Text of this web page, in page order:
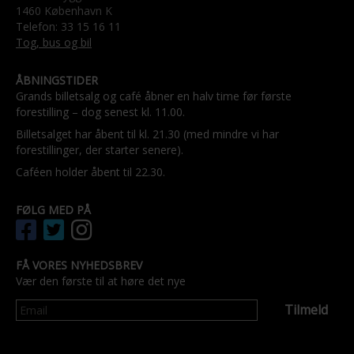
1460 København K
Telefon: 33 15 16 11
Tog, bus og bil
ÅBNINGSTIDER
Grands billetsalg og café åbner en halv time før første
forestilling – dog senest kl. 11.00.
Billetsalget har åbent til kl. 21.30 (med mindre vi har
forestillinger, der starter senere).
Caféen holder åbent til 22.30.
FØLG MED PÅ
FÅ VORES NYHEDSBREV
Vær den første til at høre det nye
Tilmeld